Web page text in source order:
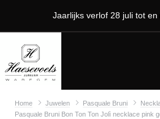
Jaarlijks verlof 28 juli tot en
Home Juwelen Pasquale Bruni
Pasquale Bruni Bon Ton Ton Jolì necklace pink